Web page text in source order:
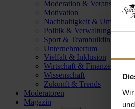
Moderation &
Motivation
Nachhaltigkeit & Umwelt
Politik & Verwaltung
Sport & Teambuilding
Unternehmertum
Vielfalt & Inklusion
Wirtschaft & Finanzen
Wissenschaft
Zukunft & Trends
Moderatoren
Magazin